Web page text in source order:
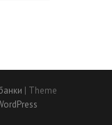
| Theme